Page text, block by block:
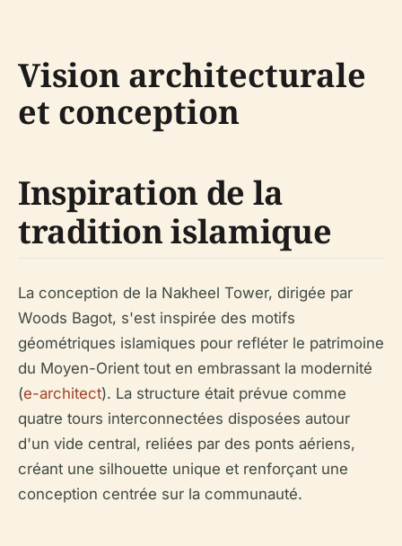
Vision architecturale
et conception
Inspiration de la
tradition islamique
La conception de la Nakheel Tower, dirigée par
Woods Bagot, s'est inspirée des motifs
géométriques islamiques pour refléter le patrimoine
du Moyen-Orient tout en embrassant la modernité
(e-architect). La structure était prévue comme
quatre tours interconnectées disposées autour
d'un vide central, reliées par des ponts aériens,
créant une silhouette unique et renforçant une
conception centrée sur la communauté.